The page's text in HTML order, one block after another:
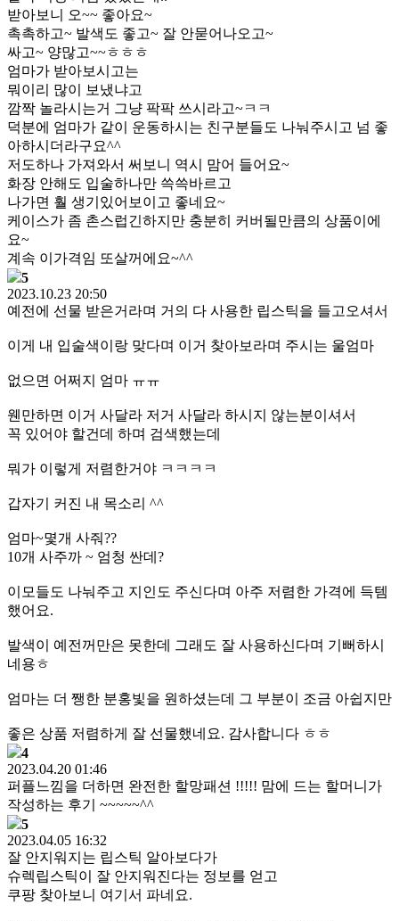
받아보니 오~~ 좋아요~
촉촉하고~ 발색도 좋고~ 잘 안묻어나오고~
싸고~ 양많고~~ㅎㅎㅎ
엄마가 받아보시고는
뭐이리 많이 보냈냐고
깜짝 놀라시는거 그냥 팍팍 쓰시라고~ㅋㅋ
덕분에 엄마가 같이 운동하시는 친구분들도 나눠주시고 넘 좋
아하시더라구요^^
저도하나 가져와서 써보니 역시 맘어 들어요~
화장 안해도 입술하나만 쓱쓱바르고
나가면 훨 생기있어보이고 좋네요~
케이스가 좀 촌스럽긴하지만 충분히 커버될만큼의 상품이에
요~
계속 이가격임 또살꺼에요~^^
5
2023.10.23 20:50
예전에 선물 받은거라며 거의 다 사용한 립스틱을 들고오셔서
이게 내 입술색이랑 맞다며 이거 찾아보라며 주시는 울엄마
없으면 어쩌지 엄마 ㅠㅠ
웬만하면 이거 사달라 저거 사달라 하시지 않는분이셔서
꼭 있어야 할건데 하며 검색했는데
뭐가 이렇게 저렴한거야 ㅋㅋㅋㅋ
갑자기 커진 내 목소리 ^^
엄마~몇개 사줘??
10개 사주까 ~ 엄청 싼데?
이모들도 나눠주고 지인도 주신다며 아주 저렴한 가격에 득템
했어요.
발색이 예전꺼만은 못한데 그래도 잘 사용하신다며 기뻐하시
네용ㅎ
엄마는 더 쨍한 분홍빛을 원하셨는데 그 부분이 조금 아쉽지만
좋은 상품 저렴하게 잘 선물했네요. 감사합니다 ㅎㅎ
4
2023.04.20 01:46
퍼플느낌을 더하면 완전한 할망패션 !!!!! 맘에 드는 할머니가
작성하는 후기 ~~~~~^^
5
2023.04.05 16:32
잘 안지워지는 립스틱 알아보다가
슈렉립스틱이 잘 안지워진다는 정보를 얻고
쿠팡 찾아보니 여기서 파네요.